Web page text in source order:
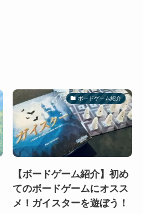
ボードゲーム紹介
【ボードゲーム紹介】初め
てのボードゲームにオスス
メ！ガイスターを遊ぼう！